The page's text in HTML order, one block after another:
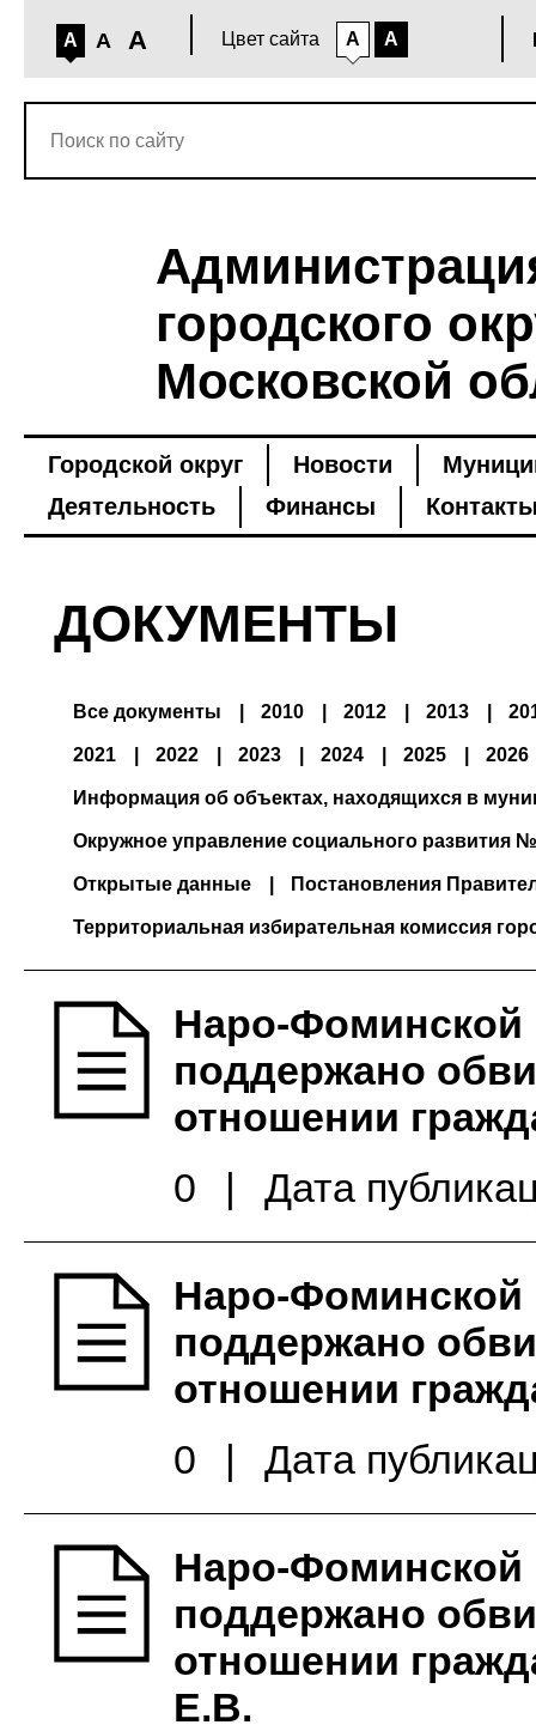
A A A Цвет сайта A A
городского
Московской
Городской округ Новости
Деятельность
Финансы
ДОКУМЕНТЫ
Все документы 2010 2012 2013
2021 2022 2023 2024 2025 2026
Информация об объектах, находящихся в
Окружное управление социального развития
Открытые данные Постановления
Территориальная избирательная комиссия
Наро-Фоминской
поддержано
отношении
0
| Дата
Наро-Фоминской
поддержано
отношении
0
| Дата
Наро-Фоминской
поддержано
отношении
Е.В.